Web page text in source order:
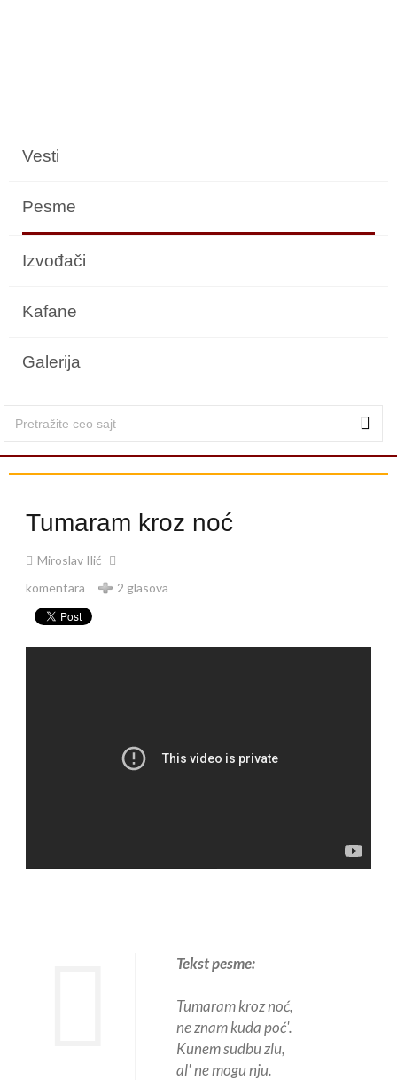
Vesti
Pesme
Izvođači
Kafane
Galerija
Tumaram kroz noć
Miroslav Ilić
komentara
2 glasova
Tekst pesme:
Tumaram kroz noć,
ne znam kuda poć'.
Kunem sudbu zlu,
al' ne mogu nju.